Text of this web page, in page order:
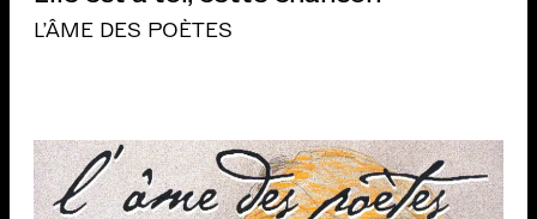
L'ÂME DES POÈTES